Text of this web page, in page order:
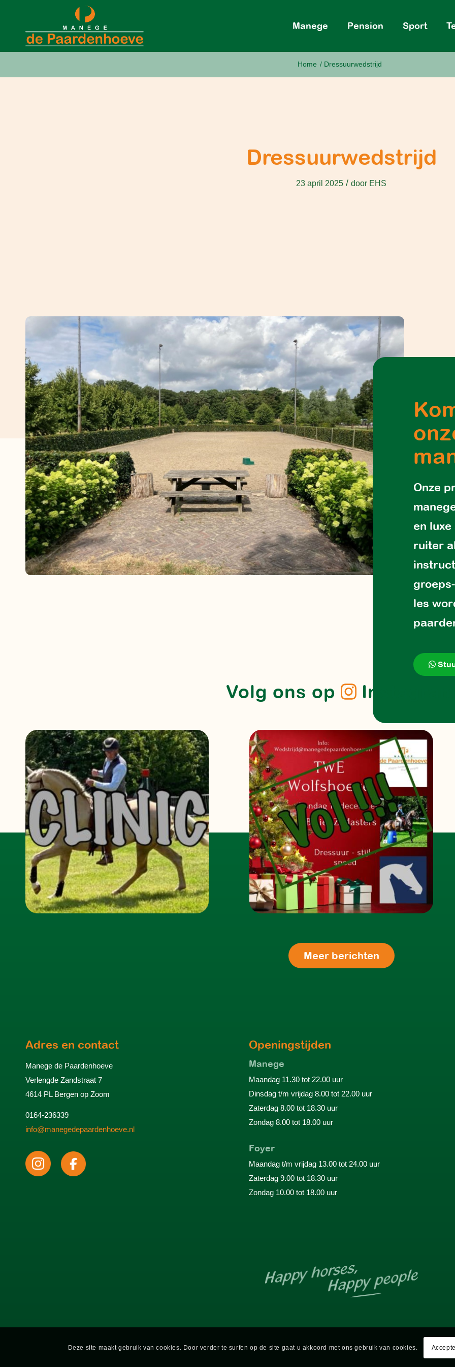
Manege Pension Sport
Home / Dressuurwedstrijd
Dressuurwedstrijd
23 april 2025 / door EHS
Onze
en
ruiter
les
Volg ons op
Meer berichten
Adres en contact
Manege de Paardenhoeve
Verlengde Zandstraat 7
4614 PL Bergen op Zoom
0164-236339
info@manegedepaardenhoeve.nl
Openingstijden
Manege
Maandag 11.30 tot 22.00 uur
Dinsdag t/m vrijdag 8.00 tot 22.00 uur
Zaterdag 8.00 tot 18.30 uur
Zondag 8.00 tot 18.00 uur
Foyer
Maandag t/m vrijdag 13.00 tot 24.00 uur
Zaterdag 9.00 tot 18.30 uur
Zondag 10.00 tot 18.00 uur
Deze site maakt gebruik van cookies. Door verder te surfen op de site gaat u akkoord met ons gebruik van cookies.